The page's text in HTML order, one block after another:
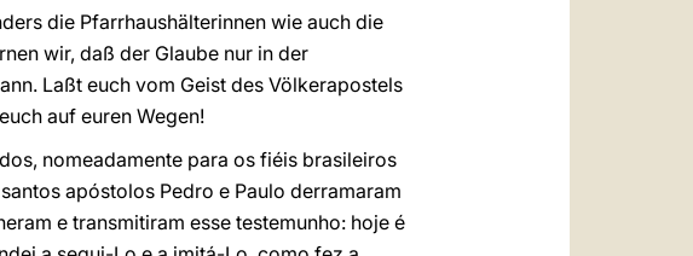
die Pfarrhaushälterinnen wie auch die
wir, daß der Glaube nur in der
Laßt euch vom Geist des Völkerapostels
auf euren Wegen!
nomeadamente para os fiéis brasileiros
apóstolos Pedro e Paulo derramaram
e transmitiram esse testemunho: hoje é